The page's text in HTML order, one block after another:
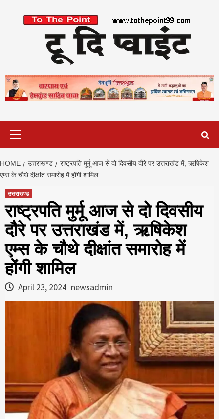
HOME उत्तराखण्ड
राष्ट्रपति मुर्मू आज से दो दिवसीय दौरे पर उत्तराखंड में, ऋषिकेश
एम्स के चौथे दीक्षांत समारोह में होंगी शामिल
उत्तराखण्ड
राष्ट्रपति मुर्मू आज से दो दिवसीय
दौरे पर उत्तराखंड में, ऋषिकेश
एम्स के चौथे दीक्षांत समारोह में
होंगी शामिल
April 23, 2024 newsadmin